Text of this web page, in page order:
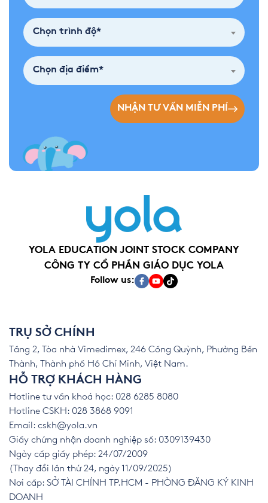
Chọn trình độ*
Chọn địa điểm*
NHẬN TƯ VẤN MIỄN PHÍ
YOLA EDUCATION JOINT STOCK COMPANY
CÔNG TY CỔ PHẦN GIÁO DỤC YOLA
Follow us:
TRỤ SỞ CHÍNH
Tầng 2, Tòa nhà Vimedimex, 246 Cống Quỳnh, Phường Bến
Thành, Thành phố Hồ Chí Minh, Việt Nam.
HỖ TRỢ KHÁCH HÀNG
Hotline tư vấn khoá học: 028 6285 8080
Hotline CSKH: 028 3868 9091
Email: cskh@yola.vn
Giấy chứng nhận doanh nghiệp số: 0309139430
Ngày cấp giấy phép: 24/07/2009
(Thay đổi lần thứ 24, ngày 11/09/2025)
Nơi cấp: SỞ TÀI CHÍNH TP.HCM - PHÒNG ĐĂNG KÝ KINH
DOANH